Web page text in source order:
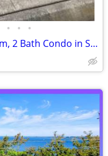
• • •
Spacious Ground Floor 2 Bedroom, 2 Bath Condo in Sumas